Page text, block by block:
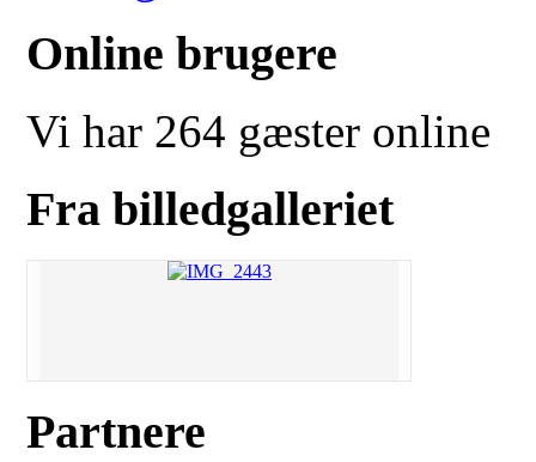
Online brugere
Vi har 264 gæster online
Fra billedgalleriet
Partnere